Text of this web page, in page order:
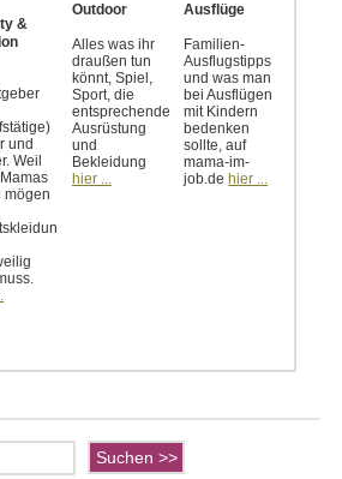
&
und
Weil
mögen
Outdoor
Alles was ihr
draußen tun
könnt, Spiel,
Sport, die
entsprechende
Ausrüstung
und
Bekleidung
hier ...
Ausflüge
Familien-
Ausflugstipps
und was man
bei Ausflügen
mit Kindern
bedenken
sollte, auf
mama-im-
job.de hier ...